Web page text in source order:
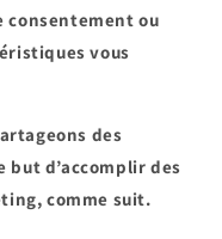
consentement ou
vous
des
d’accomplir des
comme suit.